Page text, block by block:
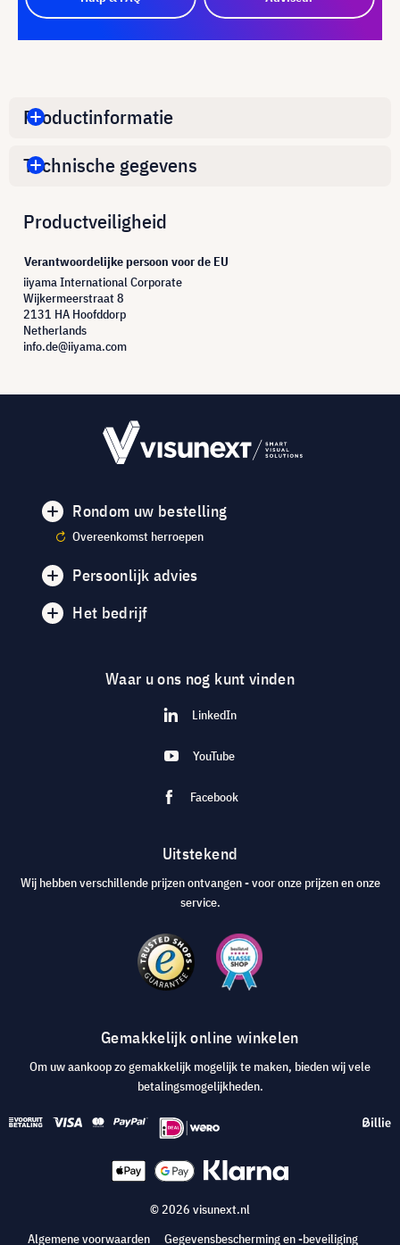
Productinformatie
Technische gegevens
Productveiligheid
Verantwoordelijke persoon voor de EU
iiyama International Corporate
Wijkermeerstraat 8
2131 HA Hoofddorp
Netherlands
info.de@iiyama.com
Rondom uw bestelling
Overeenkomst herroepen
Persoonlijk advies
Het bedrijf
Waar u ons nog kunt vinden
LinkedIn
YouTube
Facebook
Uitstekend
Wij hebben verschillende prijzen ontvangen - voor onze prijzen en onze
service.
Gemakkelijk online winkelen
Om uw aankoop zo gemakkelijk mogelijk te maken, bieden wij vele
betalingsmogelijkheden.
© 2026 visunext.nl
Algemene voorwaarden
Gegevensbescherming en -beveiliging